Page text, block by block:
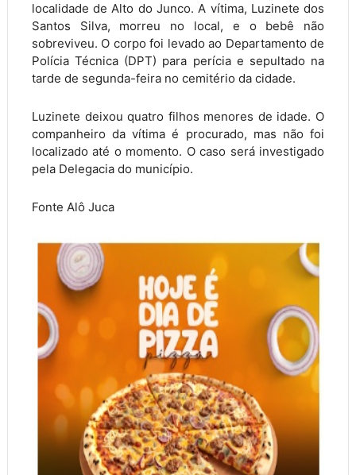
localidade de Alto do Junco. A vítima, Luzinete dos
Santos Silva, morreu no local, e o bebê não
sobreviveu. O corpo foi levado ao Departamento de
Polícia Técnica (DPT) para perícia e sepultado na
tarde de segunda-feira no cemitério da cidade.
Luzinete deixou quatro filhos menores de idade. O
companheiro da vítima é procurado, mas não foi
localizado até o momento. O caso será investigado
pela Delegacia do município.
Fonte Alô Juca